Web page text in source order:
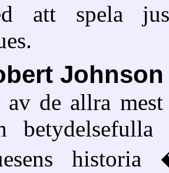
att spela
Johnson
av de allra
betydelsefulla